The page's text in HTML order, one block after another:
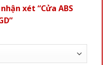
xét “Cửa ABS